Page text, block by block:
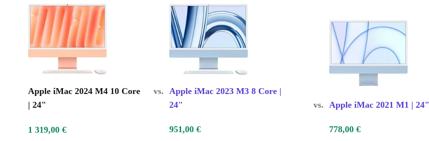
Apple iMac 2024 M4 10 Core
| 24"
vs. Apple iMac 2023 M3 8 Core |
24"
vs. Apple iMac 2021 M1 | 24"
1 319,00 € 951,00 € 778,00 €